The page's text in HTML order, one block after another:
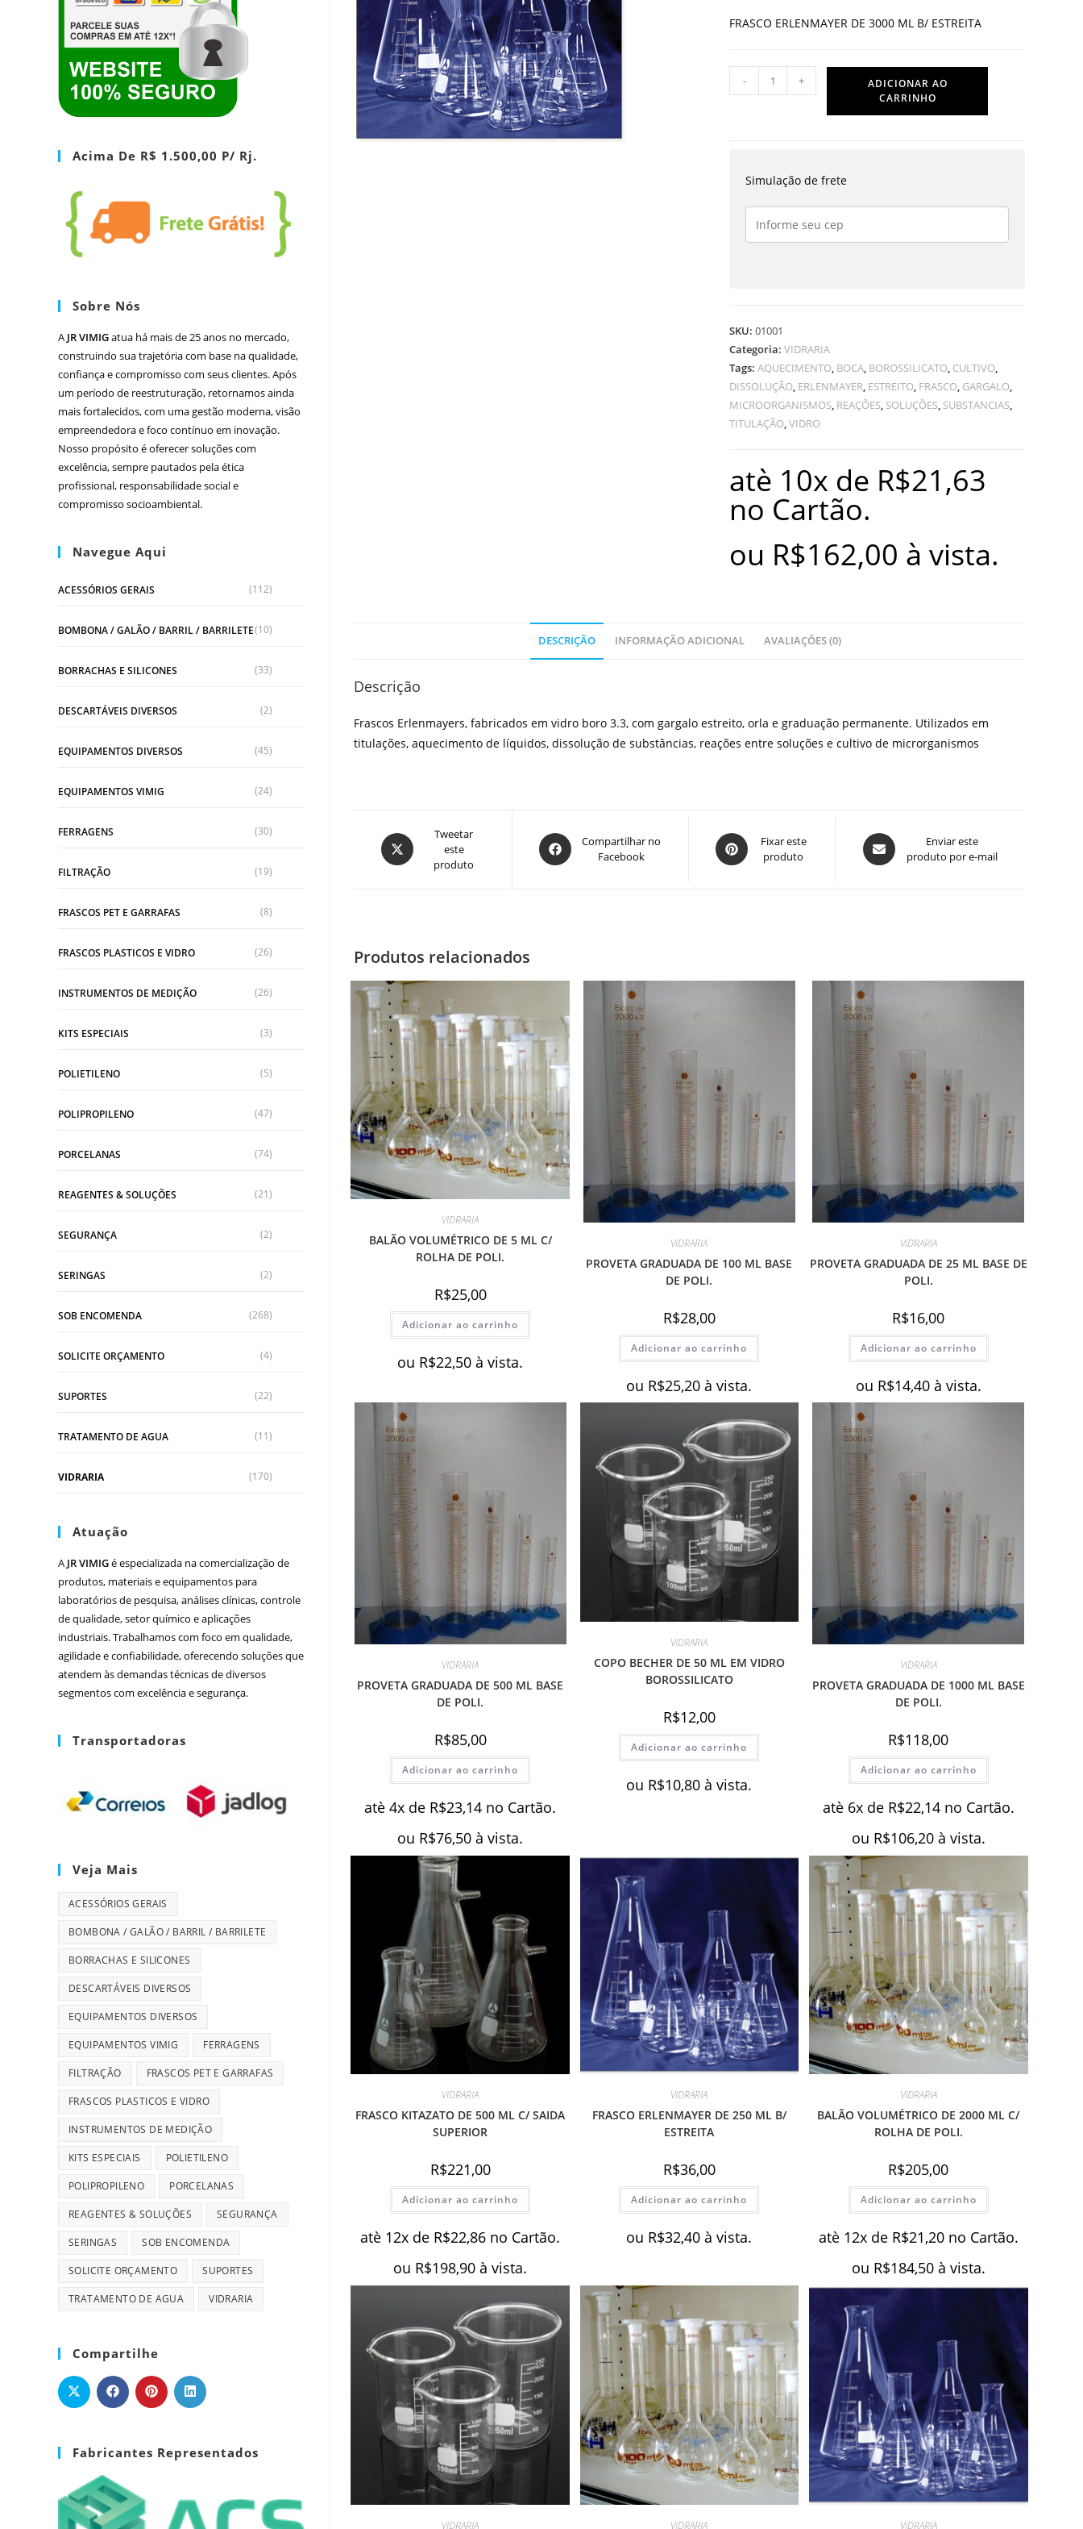
FRASCO ERLENMAYER DE 3000 ML B/ ESTREITA
FRASCO
ERLENMAYER
quantidade
- +
ADICIONAR AO
CARRINHO
Simulação de frete
SKU:01001
Categoria:VIDRARIA
Tags:AQUECIMENTO, BOCA, BOROSSILICATO, CULTIVO,
DISSOLUÇÃO, ERLENMAYER, ESTREITO, FRASCO, GARGALO,
MICROORGANISMOS, REAÇÕES, SOLUÇÕES, SUBSTANCIAS,
TITULAÇÃO,VIDRO
atè 10x de R$21,63
no Cartão.
ou R$162,00 à vista.
DESCRIÇÃO INFORMAÇÃO ADICIONAL AVALIAÇÕES (0)
Descrição
Frascos Erlenmayers, fabricados em vidro boro 3.3, com gargalo estreito, orla e graduação permanente. Utilizados em
titulações, aquecimento de líquidos, dissolução de substâncias, reações entre soluções e cultivo de microrganismos
Abre
em
uma
Tweetar
este
produto
Abre
em
Compartilhar no
Facebook
Abre
em
Fixar este
produto
Abre
em
Enviar este
produto por e-mail
Produtos relacionados
VIDRARIA
BALÃO VOLUMÉTRICO DE 5 ML C/
ROLHA DE POLI.
R$25,00
Adicionar ao carrinho
ou R$22,50 à vista.
VIDRARIA
PROVETA GRADUADA DE 100 ML BASE
DE POLI.
R$28,00
Adicionar ao carrinho
ou R$25,20 à vista.
VIDRARIA
PROVETA GRADUADA DE 25 ML BASE DE
POLI.
R$16,00
Adicionar ao carrinho
ou R$14,40 à vista.
VIDRARIA
PROVETA GRADUADA DE 500 ML BASE
DE POLI.
R$85,00
Adicionar ao carrinho
atè 4x de R$23,14 no Cartão.
ou R$76,50 à vista.
VIDRARIA
COPO BECHER DE 50 ML EM VIDRO
BOROSSILICATO
R$12,00
Adicionar ao carrinho
ou R$10,80 à vista.
VIDRARIA
PROVETA GRADUADA DE 1000 ML BASE
DE POLI.
R$118,00
Adicionar ao carrinho
atè 6x de R$22,14 no Cartão.
ou R$106,20 à vista.
VIDRARIA
FRASCO KITAZATO DE 500 ML C/ SAIDA
SUPERIOR
R$221,00
Adicionar ao carrinho
atè 12x de R$22,86 no Cartão.
ou R$198,90 à vista.
VIDRARIA
FRASCO ERLENMAYER DE 250 ML B/
ESTREITA
R$36,00
Adicionar ao carrinho
ou R$32,40 à vista.
VIDRARIA
BALÃO VOLUMÉTRICO DE 2000 ML C/
ROLHA DE POLI.
R$205,00
Adicionar ao carrinho
atè 12x de R$21,20 no Cartão.
ou R$184,50 à vista.
VIDRARIA VIDRARIA VIDRARIA
Acima De R$ 1.500,00 P/ Rj.
Sobre Nós
A JR VIMIGatua há mais de 25 anos no mercado,
construindo sua trajetória com base na qualidade,
confiança e compromisso com seus clientes. Após
um período de reestruturação, retornamos ainda
mais fortalecidos, com uma gestão moderna, visão
empreendedora e foco contínuo em inovação.
Nosso propósito é oferecer soluções com
excelência, sempre pautados pela ética
profissional, responsabilidade social e
compromisso socioambiental.
Navegue Aqui
ACESSÓRIOS GERAIS (112)
BOMBONA / GALÃO / BARRIL / BARRILETE(10)
BORRACHAS E SILICONES (33)
DESCARTÁVEIS DIVERSOS (2)
EQUIPAMENTOS DIVERSOS (45)
EQUIPAMENTOS VIMIG (24)
FERRAGENS (30)
FILTRAÇÃO (19)
FRASCOS PET E GARRAFAS (8)
FRASCOS PLASTICOS E VIDRO (26)
INSTRUMENTOS DE MEDIÇÃO (26)
KITS ESPECIAIS (3)
POLIETILENO (5)
POLIPROPILENO (47)
PORCELANAS (74)
REAGENTES & SOLUÇÕES (21)
SEGURANÇA (2)
SERINGAS (2)
SOB ENCOMENDA (268)
SOLICITE ORÇAMENTO (4)
SUPORTES (22)
TRATAMENTO DE AGUA (11)
VIDRARIA (170)
Atuação
A JR VIMIGé especializada na comercialização de
produtos, materiais e equipamentos para
laboratórios de pesquisa, análises clínicas, controle
de qualidade, setor químico e aplicações
industriais. Trabalhamos com foco em qualidade,
agilidade e confiabilidade, oferecendo soluções que
atendem às demandas técnicas de diversos
segmentos com excelência e segurança.
Transportadoras
Veja Mais
ACESSÓRIOS GERAIS
BOMBONA / GALÃO / BARRIL / BARRILETE
BORRACHAS E SILICONES
DESCARTÁVEIS DIVERSOS
EQUIPAMENTOS DIVERSOS
EQUIPAMENTOS VIMIG FERRAGENS
FILTRAÇÃO FRASCOS PET E GARRAFAS
FRASCOS PLASTICOS E VIDRO
INSTRUMENTOS DE MEDIÇÃO
KITS ESPECIAIS POLIETILENO
POLIPROPILENO PORCELANAS
REAGENTES & SOLUÇÕES SEGURANÇA
SERINGAS SOB ENCOMENDA
SOLICITE ORÇAMENTO SUPORTES
TRATAMENTO DE AGUA VIDRARIA
Compartilhe
Fabricantes Representados